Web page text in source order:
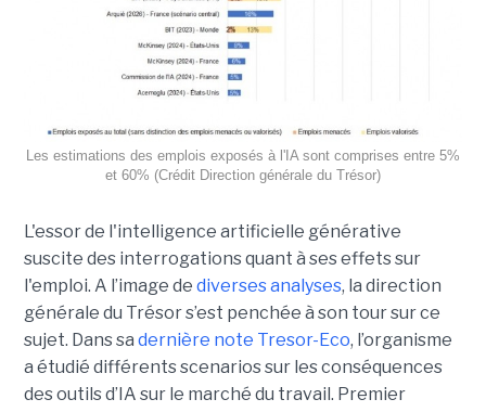
Les estimations des emplois exposés à l'IA sont comprises entre 5%
et 60% (Crédit Direction générale du Trésor)
L'essor de l'intelligence artificielle générative
suscite des interrogations quant à ses effets sur
l'emploi. A l’image de diverses analyses, la direction
générale du Trésor s’est penchée à son tour sur ce
sujet. Dans sa dernière note Tresor-Eco, l’organisme
a étudié différents scenarios sur les conséquences
des outils d’IA sur le marché du travail. Premier